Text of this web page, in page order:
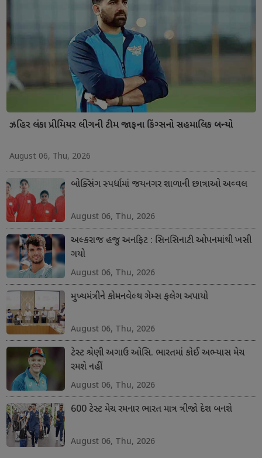
ઝહિર લંકા પ્રીમિયર લીગની ટીમ જાફના કિંગ્સનો સહમાલિક બન્યો
August 06, Thu, 2026
બોક્સિંગ સ્પર્ધામાં જયનગર શાળાની છાત્રાઓ અવ્વલ
August 06, Thu, 2026
અલ્કરાજ હજુ અનફિટ : સિનસિનાટી ઓપનમાંથી ખસી
ગયો
August 06, Thu, 2026
મુખ્યમંત્રીને કોમનવેલ્થ ગેમ્સ ફલેગ અપાયો
August 06, Thu, 2026
ટેસ્ટ શ્રેણી અગાઉ ઓસિ. ભારતમાં કોઈ અભ્યાસ મેચ
રમશે નહીં
August 06, Thu, 2026
600 ટેસ્ટ મેચ રમનાર ભારત માત્ર ત્રીજો દેશ બનશે
August 06, Thu, 2026